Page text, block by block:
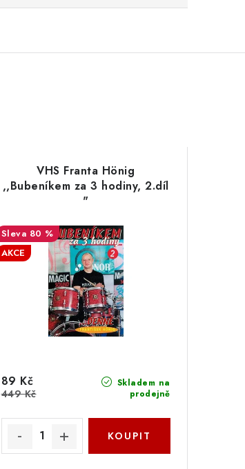
VHS Franta Hönig
,,Bubeníkem za 3 hodiny, 2.díl
"
80 %
AKCE
Skladem na
prodejně
89 Kč
449 Kč